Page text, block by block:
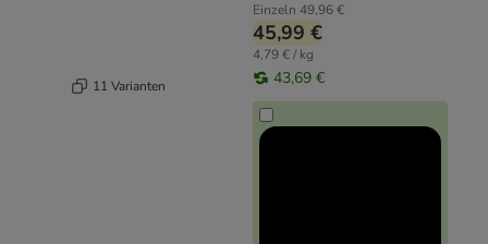
11 Varianten
Einzeln 49,96 €
45,99 €
4,79 € / kg
43,69 €